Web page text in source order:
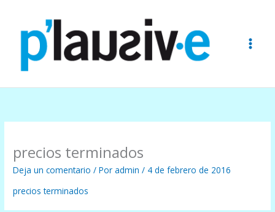
contenido
precios terminados
Deja un comentario / Poradmin/ 4 de febrero de 2016
precios terminados